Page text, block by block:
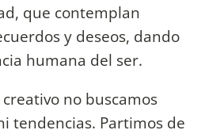
que contemplan
y deseos, dando
humana del ser.
no buscamos
tendencias. Partimos de